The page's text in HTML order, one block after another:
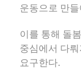
운동으로 만
이를 통해 돌
중심에서 다
요구한다.